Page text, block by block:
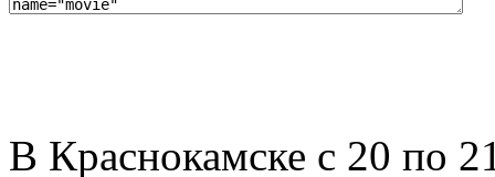
В Краснокамске с 20 по